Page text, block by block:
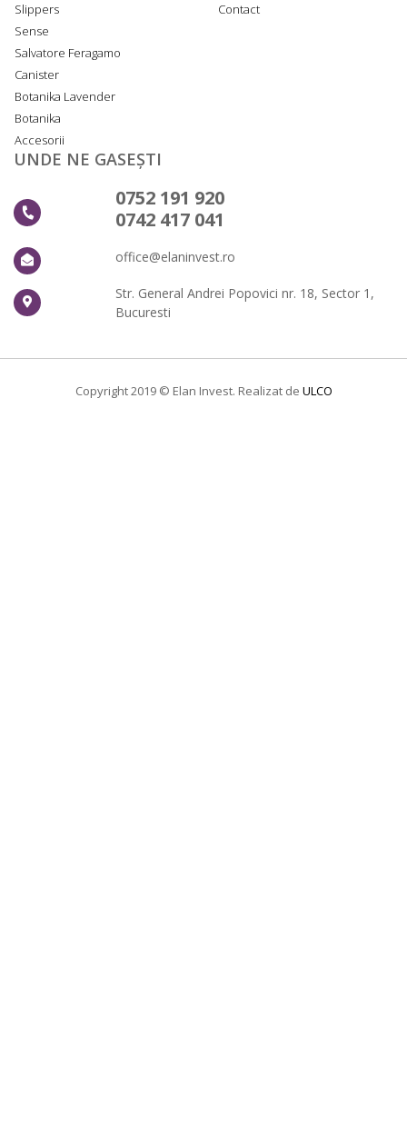
Slippers
Sense
Salvatore Feragamo
Canister
Botanika Lavender
Botanika
Accesorii
Contact
UNDE NE GASEȘTI
0752 191 920
0742 417 041
office@elaninvest.ro
Str. General Andrei Popovici nr. 18, Sector 1,
Bucuresti
Copyright 2019 © Elan Invest. Realizat de ULCO